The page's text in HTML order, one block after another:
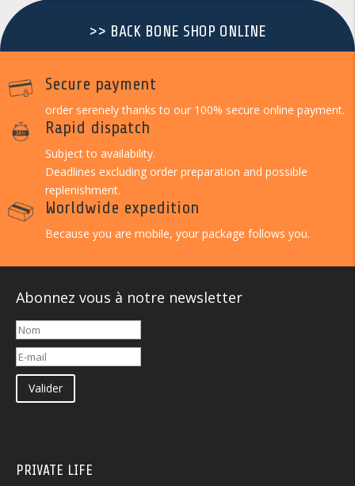
>> BACK BONE SHOP ONLINE
Secure payment
order serenely thanks to our 100% secure online payment.
Rapid dispatch
Subject to availability.
Deadlines excluding order preparation and possible
replenishment.
Worldwide expedition
Because you are mobile, your package follows you.
Abonnez vous à notre newsletter
Valider
PRIVATE LIFE